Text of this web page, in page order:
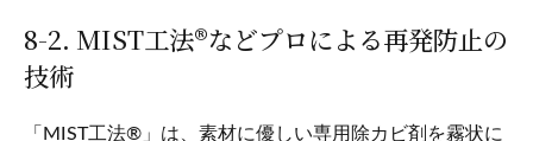
8-2. MIST工法®などプロによる再発防止の
技術
「MIST工法®」は、素材に優しい専用除カビ剤を霧状に